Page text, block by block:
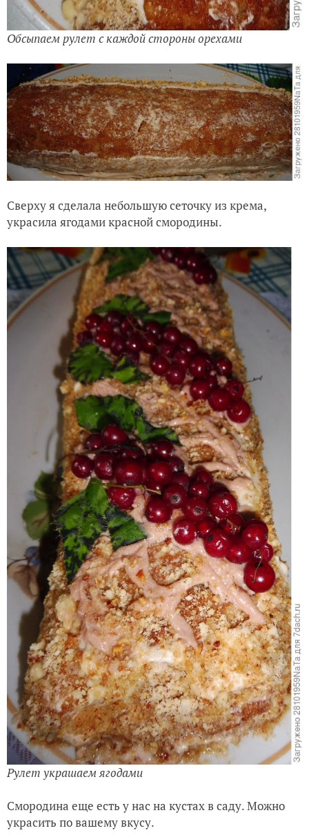
Обсыпаем рулет с каждой стороны орехами
Сверху я сделала небольшую сеточку из крема,
украсила ягодами красной смородины.
Рулет украшаем ягодами
Смородина еще есть у нас на кустах в саду. Можно
украсить по вашему вкусу.